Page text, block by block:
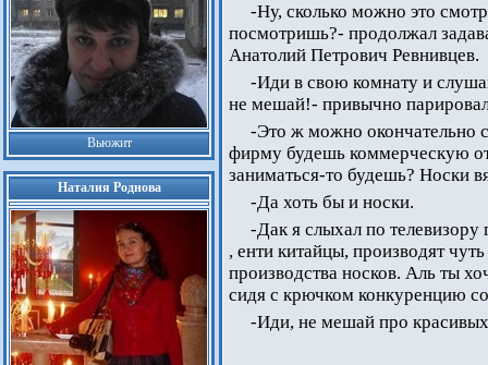
Вьюжит
Наталия Роднова
-Ну, сколько можно это
посмотришь?- продолжал
Анатолий Петрович Ревнивцев.
-Иди в свою комнату и
не мешай!- привычно
-Это ж можно окончательно
фирму будешь коммерческую
заниматься-то будешь? Носки
-Да хоть бы и носки.
-Дак я слыхал по телевизору
, енти китайцы, производят
производства носков. Аль ты
сидя с крючком конкуренцию
-Иди, не мешай про